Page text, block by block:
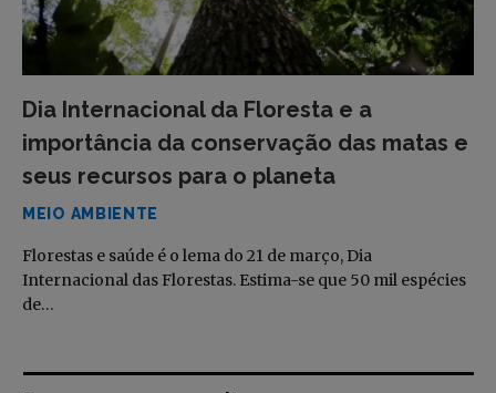
Dia Internacional da Floresta e a
importância da conservação das matas e
seus recursos para o planeta
MEIO AMBIENTE
Florestas e saúde é o lema do 21 de março, Dia
Internacional das Florestas. Estima-se que 50 mil espécies
de…